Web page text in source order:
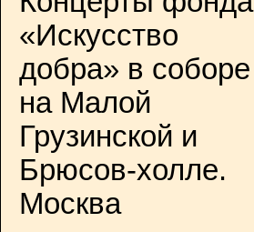
«Искусство
добра» в соборе
на Малой
Грузинской и
Брюсов-холле.
Москва